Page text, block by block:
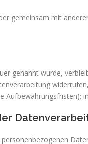
gemeinsam mit
genannt wurde,